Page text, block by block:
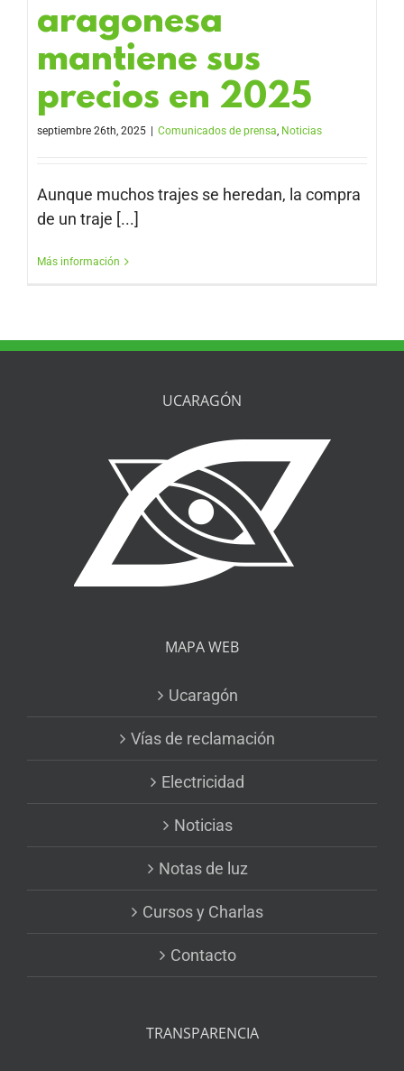
aragonesa
mantiene sus
precios en 2025
septiembre 26th, 2025 Comunicados de prensa, Noticias
Aunque muchos trajes se heredan, la compra
de un traje [...]
Más información
UCARAGÓN
MAPA WEB
Ucaragón
Vías de reclamación
Electricidad
Noticias
Notas de luz
Cursos y Charlas
Contacto
TRANSPARENCIA